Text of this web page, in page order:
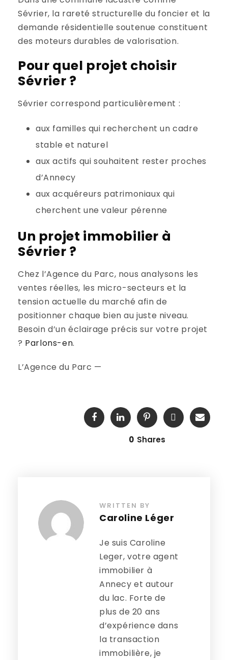
Sévrier, la rareté structurelle du foncier et la
demande résidentielle soutenue constituent
des moteurs durables de valorisation.
Pour quel projet choisir
Sévrier ?
Sévrier correspond particulièrement :
aux familles qui recherchent un cadre
stable et naturel
aux actifs qui souhaitent rester proches
d’Annecy
aux acquéreurs patrimoniaux qui
cherchent une valeur pérenne
Un projet immobilier à
Sévrier ?
Chez l’Agence du Parc, nous analysons les
ventes réelles, les micro-secteurs et la
tension actuelle du marché afin de
positionner chaque bien au juste niveau.
Besoin d’un éclairage précis sur votre projet
? Parlons-en.
L’Agence du Parc —
0 Shares
WRITTEN BY
Caroline Léger
Je suis Caroline
Leger, votre agent
immobilier à
Annecy et autour
du lac. Forte de
plus de 20 ans
d’expérience dans
la transaction
immobilière, je